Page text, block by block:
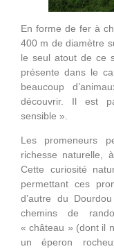
En forme de fer à
400 m de diamètre
le seul atout de ce
présente dans le
beaucoup
découvrir. Il est
sensible ».
Les promeneurs
richesse naturelle,
Cette curiosité
permettant ces
d’autre du
chemins de
« château » (dont il
un éperon